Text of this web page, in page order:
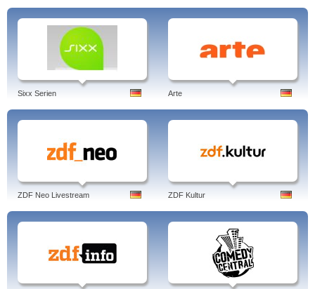
Sixx Serien Arte
ZDF Neo Livestream ZDF Kultur